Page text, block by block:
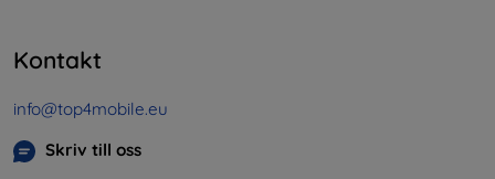
Kontakt
info@top4mobile.eu
Skriv till oss